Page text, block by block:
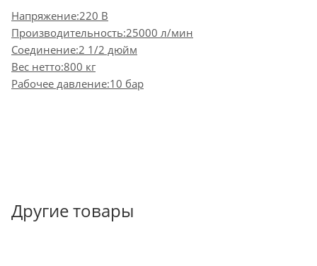
Напряжение:220 В
Производительность:25000 л/мин
Соединение:2 1/2 дюйм
Вес нетто:800 кг
Рабочее давление:10 бар
Другие товары